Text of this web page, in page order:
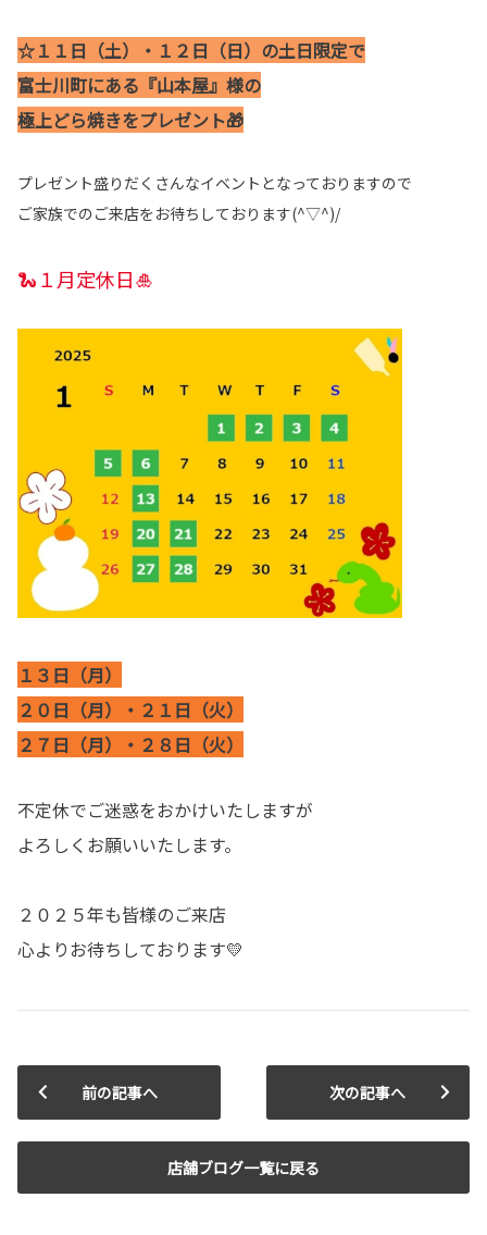
☆１１日（土）・１２日（日）の土日限定で
富士川町にある『山本屋』様の
極上どら焼きをプレゼント🎁
プレゼント盛りだくさんなイベントとなっておりますので
ご家族でのご来店をお待ちしております(^▽^)/
🐍１月定休日🎍
１３日（月）
２０日（月）・２１日（火）
２７日（月）・２８日（火）
不定休でご迷惑をおかけいたしますが
よろしくお願いいたします。
２０２５年も皆様のご来店
心よりお待ちしております💛
前の記事へ
店舗ブログ一覧に戻る
次の記事へ